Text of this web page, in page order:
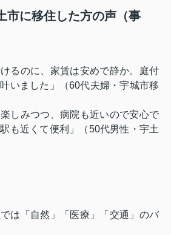
市に移住した方の声（事
けるのに、家賃は安めで静か。庭付
いました」（60代夫婦・宇城市移
楽しみつつ、病院も近いので安心で
も近くて便利」（50代男性・宇土
は「自然」「医療」「交通」のバ